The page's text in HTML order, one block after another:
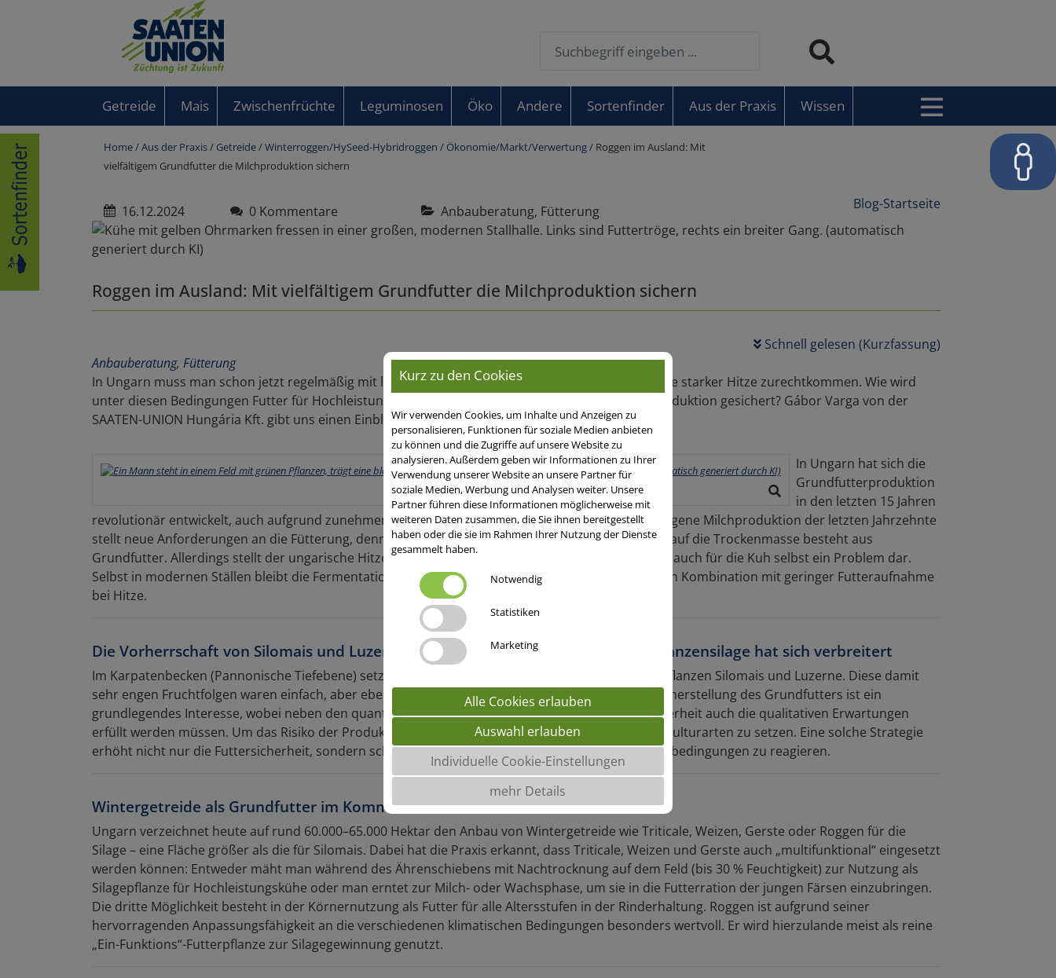
Getreide Mais Zwischenfrüchte Leguminosen Öko Andere Sortenfinder Aus der Praxis Wissen
Home/Aus der Praxis/ Getreide/Winterroggen/HySeed-Hybridroggen / Ökonomie/Markt/Verwertung/ Roggen im Ausland: Mit
vielfältigem Grundfutter die Milchproduktion sichern
Blog-Startseite
16.12.2024 0 Kommentare Anbauberatung, Fütterung
Roggen im Ausland: Mit vielfältigem Grundfutter die Milchproduktion sichern
Schnell gelesen (Kurzfassung)
Anbauberatung, Fütterung
In Ungarn muss man schon jetzt regelmäßig mit längeren Frühsommertrockenheiten und teilweise starker Hitze zurechtkommen. Wie wird
unter diesen Bedingungen Futter für Hochleistungsmilchviehherden produziert und die Futterproduktion gesichert? Gábor Varga von der
SAATEN-UNION Hungária Kft. gibt uns einen Einblick.
In Ungarn hat sich die
Grundfutterproduktion
in den letzten 15 Jahren
revolutionär entwickelt, auch aufgrund zunehmender klimatischer Herausforderungen. Die gestiegene Milchproduktion der letzten Jahrzehnte
stellt neue Anforderungen an die Fütterung, denn mindestens 50 % der täglichen Ration bezogen auf die Trockenmasse besteht aus
Grundfutter. Allerdings stellt der ungarische Hitzestress nicht nur für die Futterpflanzen, sondern auch für die Kuh selbst ein Problem dar.
Selbst in modernen Ställen bleibt die Fermentationswärme des Pansens ein Problem, besonders in Kombination mit geringer Futteraufnahme
bei Hitze.
Die Vorherrschaft von Silomais und Luzerne geht zu Ende – die Basis für Ganzpflanzensilage hat sich verbreitert
Im Karpatenbecken (Pannonische Tiefebene) setzte die Landwirtschaft lange auf die Hauptfutterpflanzen Silomais und Luzerne. Diese damit
sehr engen Fruchtfolgen waren einfach, aber eben auch unflexibel, wie wir gemerkt haben! Die Sicherstellung des Grundfutters ist ein
grundlegendes Interesse, wobei neben den quantitativen Anforderungen an die Versorgungssicherheit auch die qualitativen Erwartungen
erfüllt werden müssen. Um das Risiko der Produktion zu verringern, macht es Sinn, auf mehrere Kulturarten zu setzen. Eine solche Strategie
erhöht nicht nur die Futtersicherheit, sondern schafft auch Flexibilität, um auf veränderte Umweltbedingungen zu reagieren.
Wintergetreide als Grundfutter im Kommen!
Ungarn verzeichnet heute auf rund 60.000–65.000 Hektar den Anbau von Wintergetreide wie Triticale, Weizen, Gerste oder Roggen für die
Silage – eine Fläche größer als die für Silomais. Dabei hat die Praxis erkannt, dass Triticale, Weizen und Gerste auch „multifunktional“ eingesetzt
werden können: Entweder mäht man während des Ährenschiebens mit Nachtrocknung auf dem Feld (bis 30 % Feuchtigkeit) zur Nutzung als
Silagepflanze für Hochleistungskühe oder man erntet zur Milch- oder Wachsphase, um sie in die Futterration der jungen Färsen einzubringen.
Die dritte Möglichkeit besteht in der Körnernutzung als Futter für alle Altersstufen in der Rinderhaltung. Roggen ist aufgrund seiner
hervorragenden Anpassungsfähigkeit an die verschiedenen klimatischen Bedingungen besonders wertvoll. Er wird hierzulande meist als reine
„Ein-Funktions“-Futterpflanze zur Silagegewinnung genutzt.
Kurz zu den Cookies
Wir verwenden Cookies, um Inhalte und Anzeigen zu
personalisieren, Funktionen für soziale Medien anbieten
zu können und die Zugriffe auf unsere Website zu
analysieren. Außerdem geben wir Informationen zu Ihrer
Verwendung unserer Website an unsere Partner für
soziale Medien, Werbung und Analysen weiter. Unsere
Partner führen diese Informationen möglicherweise mit
weiteren Daten zusammen, die Sie ihnen bereitgestellt
haben oder die sie im Rahmen Ihrer Nutzung der Dienste
gesammelt haben.
Notwendig
Statistiken
Marketing
Alle Cookies erlauben
Auswahl erlauben
Individuelle Cookie-Einstellungen
mehr Details